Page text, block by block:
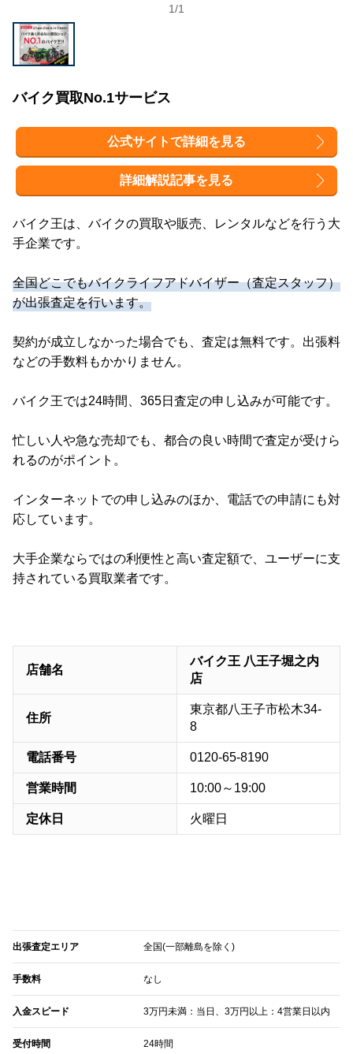
1/1
バイク買取No.1サービス
公式サイトで詳細を見る
詳細解説記事を見る
バイク王は、バイクの買取や販売、レンタルなどを行う大
手企業です。
全国どこでもバイクライフアドバイザー（査定スタッフ）
が出張査定を行います。
契約が成立しなかった場合でも、査定は無料です。出張料
などの手数料もかかりません。
バイク王では24時間、365日査定の申し込みが可能です。
忙しい人や急な売却でも、都合の良い時間で査定が受けら
れるのがポイント。
インターネットでの申し込みのほか、電話での申請にも対
応しています。
大手企業ならではの利便性と高い査定額で、ユーザーに支
持されている買取業者です。
店舗名
バイク王 八王子堀之内
店
住所
東京都八王子市松木34-
8
電話番号 0120-65-8190
営業時間 10:00～19:00
定休日 火曜日
出張査定エリア 全国(一部離島を除く)
手数料 なし
入金スピード 3万円未満：当日、3万円以上：4営業日以内
受付時間 24時間